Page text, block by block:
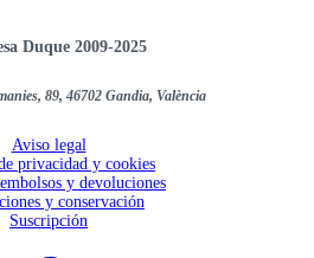
Duque 2009-2025
89, 46702 Gandia, València
Aviso legal
privacidad y cookies
y devoluciones
y conservación
Suscripción